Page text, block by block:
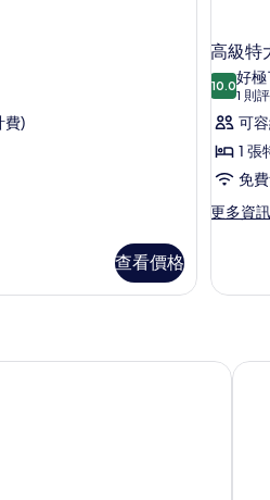
費)
查看價格
高級特
10.010.0 分
好極
1 則
(1
則
評
論)
可
1 張
免
更多資訊
更
特
的
遊旅館飯店 宜必